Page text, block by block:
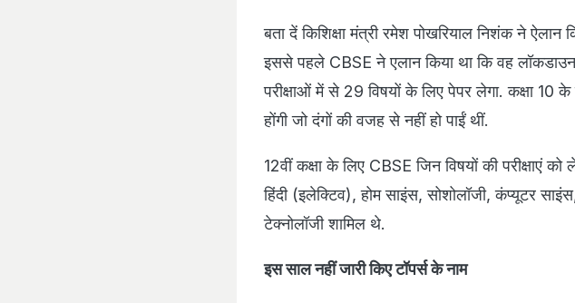
बता दें किशिक्षा मंत्री रमेश पोखरियाल निशंक ने ऐलान
इससे पहले CBSE ने एलान किया था कि वह
परीक्षाओं में से 29 विषयों के लिए पेपर लेगा. कक्षा 10 के
होंगी जो दंगों की वजह से नहीं हो पाईं थीं.
12वीं कक्षा के लिए CBSE जिन विषयों की परीक्षाएं
हिंदी (इलेक्टिव), होम साइंस, सोशोलॉजी, कंप्यूटर
टेक्नोलॉजी शामिल थे.
इस साल नहीं जारी किए टॉपर्स के नाम